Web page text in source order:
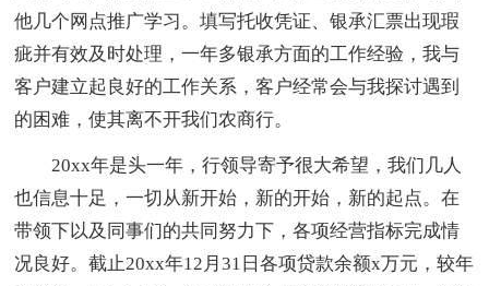
他几个网点推广学习。填写托收凭证、银承汇票出现瑕
疵并有效及时处理，一年多银承方面的工作经验，我与
客户建立起良好的工作关系，客户经常会与我探讨遇到
的困难，使其离不开我们农商行。
20xx年是头一年，行领导寄予很大希望，我们几人
也信息十足，一切从新开始，新的开始，新的起点。在
带领下以及同事们的共同努力下，各项经营指标完成情
况良好。截止20xx年12月31日各项贷款余额x万元，较年